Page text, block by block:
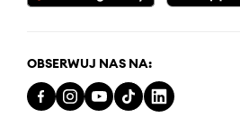
OBSERWUJ NAS NA: